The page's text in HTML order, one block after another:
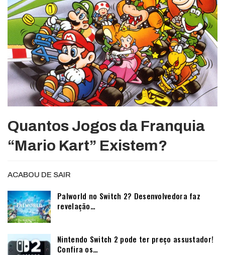
Quantos Jogos da Franquia
“Mario Kart” Existem?
ACABOU DE SAIR
Palworld no Switch 2? Desenvolvedora faz
revelação…
Nintendo Switch 2 pode ter preço assustador!
Confira os…